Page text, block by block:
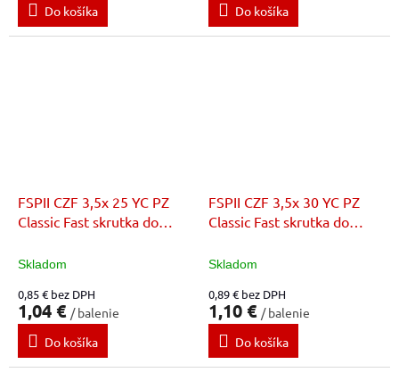
Do košíka Do košíka
FSPII CZF 3,5x 25 YC PZ
Classic Fast skrutka do
Skladom
0,85 € bez DPH
1,04 € / balenie
Do košíka
FSPII CZF 3,5x 30 YC PZ
Classic Fast skrutka do
Skladom
0,89 € bez DPH
1,10 € / balenie
Do košíka